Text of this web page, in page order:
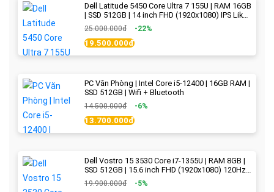
Dell Latitude 5450 Core Ultra 7 155U | RAM 16GB
| SSD 512GB | 14 inch FHD (1920x1080) IPS Like
new
25.000.000đ -22%
19.500.000đ
PC Văn Phòng | Intel Core i5-12400 | 16GB RAM |
SSD 512GB | Wifi + Bluetooth
14.500.000đ -6%
13.700.000đ
Dell Vostro 15 3530 Core i7-1355U | RAM 8GB |
SSD 512GB | 15.6 inch FHD (1920x1080) 120Hz
WVA | Black | New Fullbox
19.900.000đ -5%